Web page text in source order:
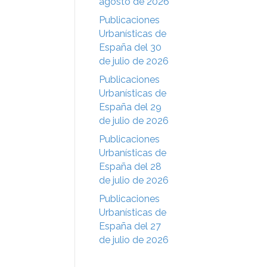
Publicaciones
Urbanísticas de
España del 30
de julio de 2026
Publicaciones
Urbanísticas de
España del 29
de julio de 2026
Publicaciones
Urbanísticas de
España del 28
de julio de 2026
Publicaciones
Urbanísticas de
España del 27
de julio de 2026